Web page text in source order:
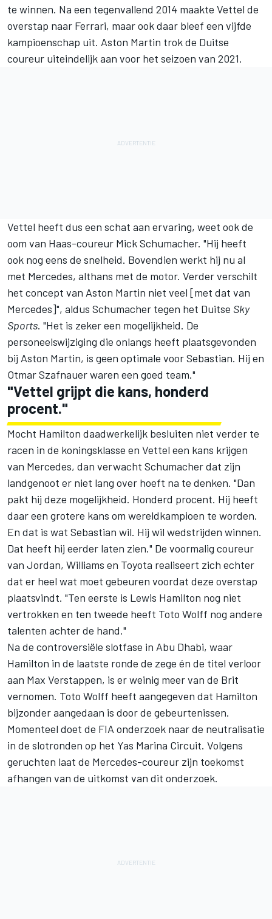
te winnen. Na een tegenvallend 2014 maakte Vettel de
overstap naar Ferrari, maar ook daar bleef een vijfde
kampioenschap uit. Aston Martin trok de Duitse
coureur uiteindelijk aan voor het seizoen van 2021.
Vettel heeft dus een schat aan ervaring, weet ook de
oom van Haas-coureur Mick Schumacher. "Hij heeft
ook nog eens de snelheid. Bovendien werkt hij nu al
met Mercedes, althans met de motor. Verder verschilt
het concept van Aston Martin niet veel [met dat van
Mercedes]", aldus Schumacher tegen het Duitse Sky
Sports. "Het is zeker een mogelijkheid. De
personeelswijziging die onlangs heeft plaatsgevonden
bij Aston Martin, is geen optimale voor Sebastian. Hij en
Otmar Szafnauer waren een goed team."
"Vettel grijpt die kans, honderd
procent."
Mocht Hamilton daadwerkelijk besluiten niet verder te
racen in de koningsklasse en Vettel een kans krijgen
van Mercedes, dan verwacht Schumacher dat zijn
landgenoot er niet lang over hoeft na te denken. "Dan
pakt hij deze mogelijkheid. Honderd procent. Hij heeft
daar een grotere kans om wereldkampioen te worden.
En dat is wat Sebastian wil. Hij wil wedstrijden winnen.
Dat heeft hij eerder laten zien." De voormalig coureur
van Jordan, Williams en Toyota realiseert zich echter
dat er heel wat moet gebeuren voordat deze overstap
plaatsvindt. "Ten eerste is Lewis Hamilton nog niet
vertrokken en ten tweede heeft Toto Wolff nog andere
talenten achter de hand."
Na de controversiële slotfase in Abu Dhabi, waar
Hamilton in de laatste ronde de zege én de titel verloor
aan Max Verstappen, is er weinig meer van de Brit
vernomen. Toto Wolff heeft aangegeven dat Hamilton
bijzonder aangedaan is door de gebeurtenissen.
Momenteel doet de FIA onderzoek naar de neutralisatie
in de slotronden op het Yas Marina Circuit. Volgens
geruchten laat de Mercedes-coureur zijn toekomst
afhangen van de uitkomst van dit onderzoek.